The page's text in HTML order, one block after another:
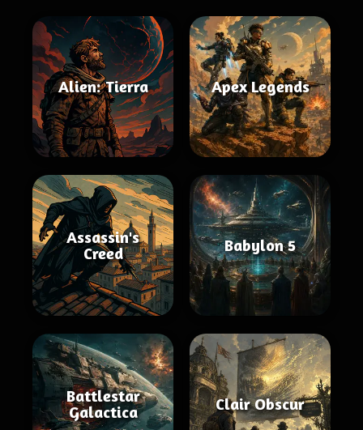
Alien: Tierra Apex Legends
Assassin's
Creed
Babylon 5
Battlestar
Galactica
Clair Obscur